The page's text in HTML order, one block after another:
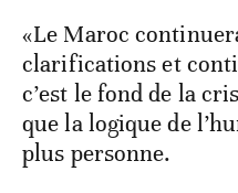
«Le Maroc
clarifications et
c’est le fond de la
que la logique de
plus personne.